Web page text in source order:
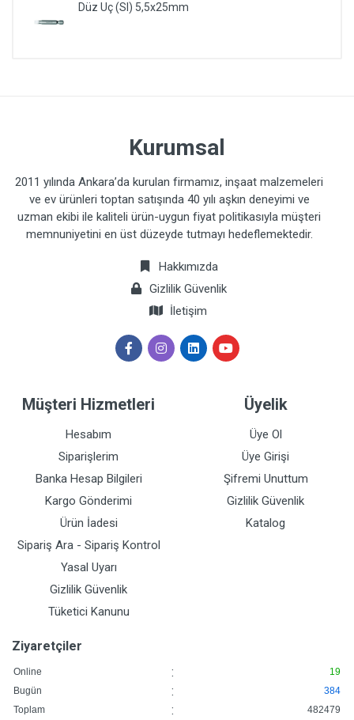
Düz Uç (Sl) 5,5x25mm
Kurumsal
2011 yılında Ankara’da kurulan firmamız, inşaat malzemeleri
ve ev ürünleri toptan satışında 40 yılı aşkın deneyimi ve
uzman ekibi ile kaliteli ürün-uygun fiyat politikasıyla müşteri
memnuniyetini en üst düzeyde tutmayı hedeflemektedir.
Hakkımızda
Gizlilik Güvenlik
İletişim
Müşteri Hizmetleri
Hesabım
Siparişlerim
Banka Hesap Bilgileri
Kargo Gönderimi
Ürün İadesi
Sipariş Ara - Sipariş Kontrol
Yasal Uyarı
Gizlilik Güvenlik
Tüketici Kanunu
Üyelik
Üye Ol
Üye Girişi
Şifremi Unuttum
Gizlilik Güvenlik
Katalog
Ziyaretçiler
Online :
19
Bugün
:
384
Toplam
: 482479